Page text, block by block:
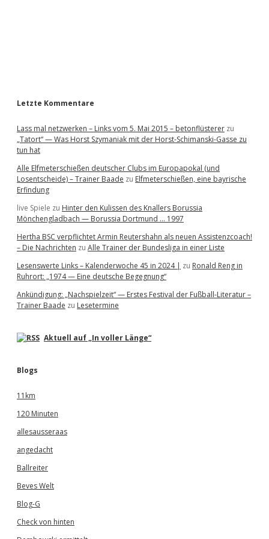
Letzte Kommentare
Lass mal netzwerken – Links vom 5. Mai 2015 – betonflüsterer zu
„Tatort“ — Was Horst Szymaniak mit der Horst-Schimanski-Gasse zu
tun hat
Alle Elfmeterschießen deutscher Clubs im Europapokal (und
Losentscheide) – Trainer Baade zu Elfmeterschießen, eine bayrische
Erfindung
live Spiele zu Hinter den Kulissen des Knallers Borussia
Mönchengladbach — Borussia Dortmund … 1997
Hertha BSC verpflichtet Armin Reutershahn als neuen Assistenzcoach!
– Die Nachrichten zu Alle Trainer der Bundesliga in einer Liste
Lesenswerte Links – Kalenderwoche 45 in 2024 | zu Ronald Reng in
Ruhrort: „1974 — Eine deutsche Begegnung“
Ankündigung: „Nachspielzeit“ — Erstes Festival der Fußball-Literatur –
Trainer Baade zu Lesetermine
Aktuell auf „In voller Länge“
Blogs
11km
120 Minuten
allesausseraas
angedacht
Ballreiter
Beves Welt
Blog-G
Check von hinten